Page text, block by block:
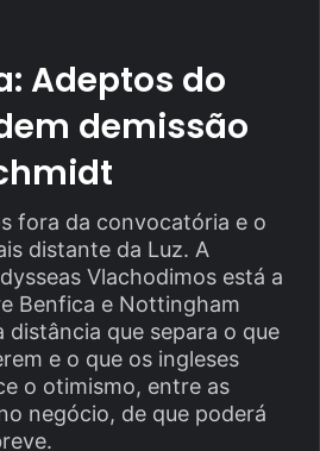
Adeptos do
demissão
fora da convocatória e o
distante da Luz. A
Vlachodimos está a
Benfica e Nottingham
distância que separa o que
e o que os ingleses
o otimismo, entre as
negócio, de que poderá